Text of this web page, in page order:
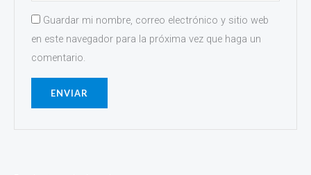
Guardar mi nombre, correo electrónico y sitio web
en este navegador para la próxima vez que haga un
comentario.